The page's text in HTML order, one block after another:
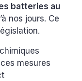
batteries au
nos jours. Ce
mesures